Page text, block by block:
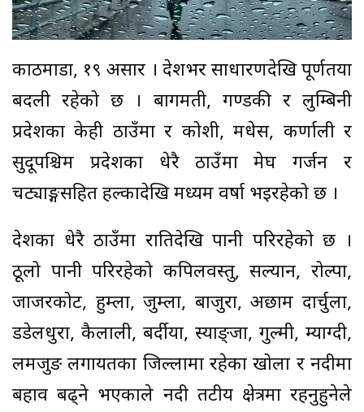
काठमाडौं, १९ असार । देशभर साधारणदेखि पूर्णतया
बदली रहेको छ । बागमती, गण्डकी र लुम्बिनी
प्रदेशका केही ठाउँमा र कोशी, मधेस, कर्णाली र
सुदूपश्चिम प्रदेशका धेरै ठाउँमा मेघ गर्जन र
चट्याङ्गसहित हल्कादेखि मध्यम वर्षा भइरहेको छ ।
देशका धेरै ठाउँमा रातिदेखि पानी परिरहेको छ ।
ठूलो पानी परिरहेको कपिलवस्तु, सल्यान, रोल्पा,
जाजरकोट, हुम्ला, जुम्ला, बाजुरा, अछाम दार्चुला,
डडेलधुरा, कैलाली, बर्दीया, स्याङ्जा, गुल्मी, म्याग्दी,
लमजुङ लगायतका जिल्लामा रहेका खोला र नदीमा
बहाव बढ्ने भएकाले नदी तटीय क्षेत्रमा रहनुहुनेले